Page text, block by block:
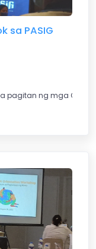
sa PASIG
pagitan ng mga CSO